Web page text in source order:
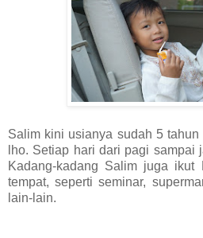
Salim kini usianya sudah 5
lho. Setiap hari dari pagi sampai
Kadang-kadang Salim juga ikut
tempat, seperti seminar,
lain-lain.